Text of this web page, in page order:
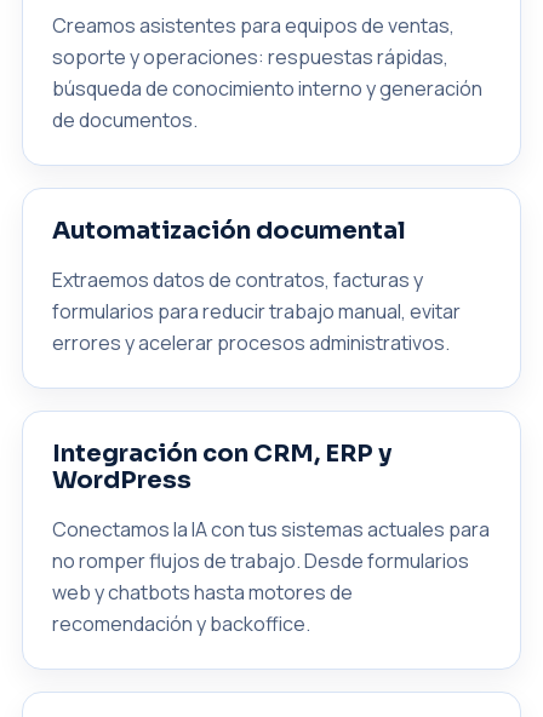
Creamos asistentes para equipos de ventas,
soporte y operaciones: respuestas rápidas,
búsqueda de conocimiento interno y generación
de documentos.
Automatización documental
Extraemos datos de contratos, facturas y
formularios para reducir trabajo manual, evitar
errores y acelerar procesos administrativos.
Integración con CRM, ERP y
WordPress
Conectamos la IA con tus sistemas actuales para
no romper flujos de trabajo. Desde formularios
web y chatbots hasta motores de
recomendación y backoffice.